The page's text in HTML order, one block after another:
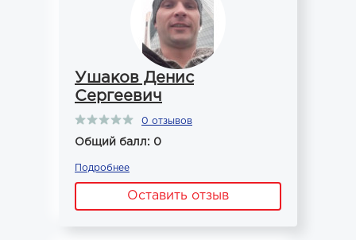
Ушаков Денис
Сергеевич
0 отзывов
Общий балл: 0
Подробнее
Оставить отзыв